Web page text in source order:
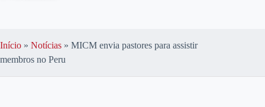
Início » Notícias » MICM envia pastores para assistir
membros no Peru